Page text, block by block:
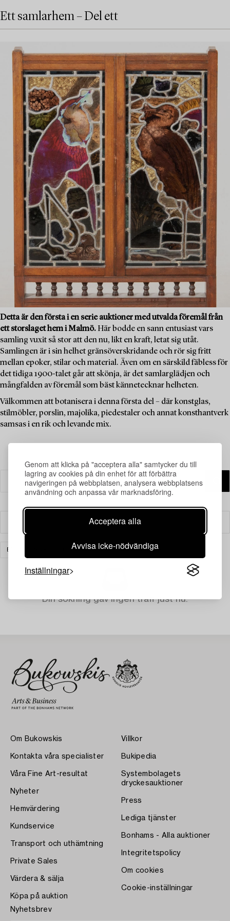
Genom att klicka på "acceptera alla" samtycker du till
lagring av cookies på din enhet för att förbättra
navigeringen på webbplatsen, analysera webbplatsens
användning och anpassa vår marknadsföring.
Acceptera alla
Avvisa icke-nödvändiga
Inställningar
Ett samlarhem – Del ett
Detta är den första i en serie auktioner med utvalda föremål från
ett storslaget hem i Malmö. Här bodde en sann entusiast vars
samling vuxit så stor att den nu, likt en kraft, letat sig utåt.
Samlingen är i sin helhet gränsöverskridande och rör sig fritt
mellan epoker, stilar och material. Även om en särskild fäbless för
det tidiga 1900-talet går att skönja, är det samlarglädjen och
mångfalden av föremål som bäst kännetecknar helheten.
Välkommen att botanisera i denna första del – där konstglas,
stilmöbler, porslin, majolika, piedestaler och annat konsthantverk
samsas i en rik och levande mix.
Filter
BELYSNING BORDSLAMPOR RENSA ALLA
Din sökning gav ingen träff just nu.
Om Bukowskis
Kontakta våra specialister
Våra Fine Art-resultat
Nyheter
Hemvärdering
Kundservice
Transport och uthämtning
Private Sales
Värdera & sälja
Köpa på auktion
Villkor
Bukipedia
Systembolagets
dryckesauktioner
Press
Lediga tjänster
Bonhams - Alla auktioner
Integritetspolicy
Om cookies
Cookie-inställningar
Nyhetsbrev